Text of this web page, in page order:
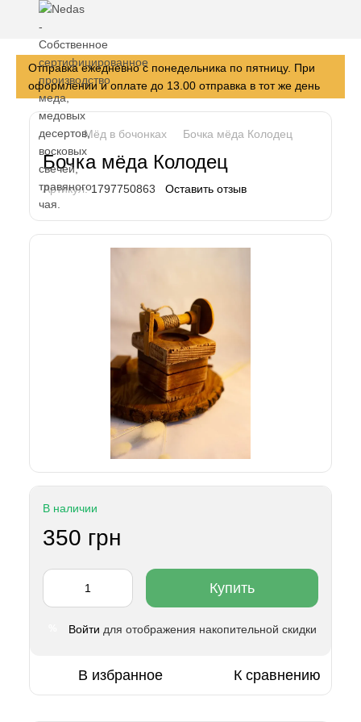
Отправка ежедневно с понедельника по пятницу. При
оформлении и оплате до 13.00 отправка в тот же день
Мёд в бочонках Бочка мёда Колодец
Бочка мёда Колодец
Артикул:1797750863 Оставить отзыв
В наличии
350 грн
Купить
Войти для отображения накопительной скидки
В избранное К сравнению